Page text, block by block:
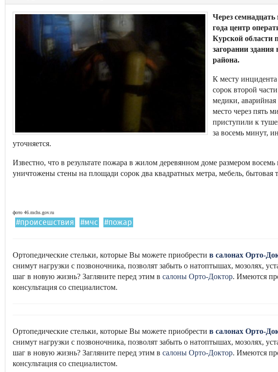
Через
года центр
Курской области
загорании
района.
К месту
сорок второй
медики, аварийная
место через пять
приступили к
за восемь минут,
уточняется.
Известно, что в результате пожара в жилом деревянном доме размером
уничтожены стены на площади сорок два квадратных метра, мебель, бытовая
фото 46.mchs.gov.ru
#происешствия #мчс #пожар
Ортопедические стельки, которые Вы можете приобрести в салонах Орто-
снимут нагрузки с позвоночника, позволят забыть о натоптышах, мозолях,
шаг в новую жизнь? Загляните перед этим в салоны Орто-Доктор. Имеются
консультация со специалистом.
Ортопедические стельки, которые Вы можете приобрести в салонах Орто-
снимут нагрузки с позвоночника, позволят забыть о натоптышах, мозолях,
шаг в новую жизнь? Загляните перед этим в салоны Орто-Доктор. Имеются
консультация со специалистом.